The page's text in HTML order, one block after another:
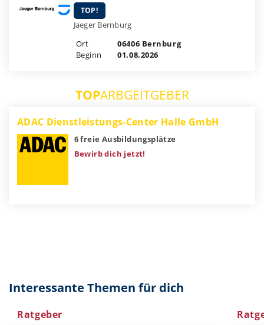
TOP!
Jaeger Bernburg
Ort
06406 Bernburg
Beginn
01.08.2026
TOPARBGEITGEBER
ADAC Dienstleistungs-Center Halle GmbH
6 freie Ausbildungsplätze
Bewirb dich jetzt!
Interessante Themen für dich
Ratgeber